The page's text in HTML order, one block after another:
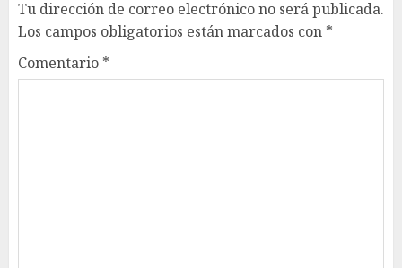
Tu dirección de correo electrónico no será publicada.
Los campos obligatorios están marcados con *
Comentario *